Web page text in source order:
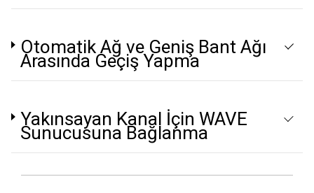
Otomatik Ağ ve Geniş Bant Ağı
Arasında Geçiş Yapma
Yakınsayan Kanal İçin WAVE
Sunucusuna Bağlanma